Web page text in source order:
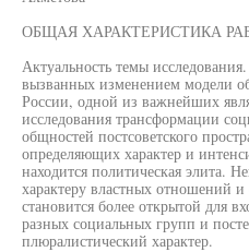
ОБЩАЯ ХАРАКТЕРИСТИКА
Актуальность темы
вызванных изменением модели
России, одной из важнейших
исследования трансформации
общностей постсоветского
определяющих характер и
находится политическая элита.
характеру властных отношений и
становится более открытой для
разных социальных групп и
плюралистический характер.